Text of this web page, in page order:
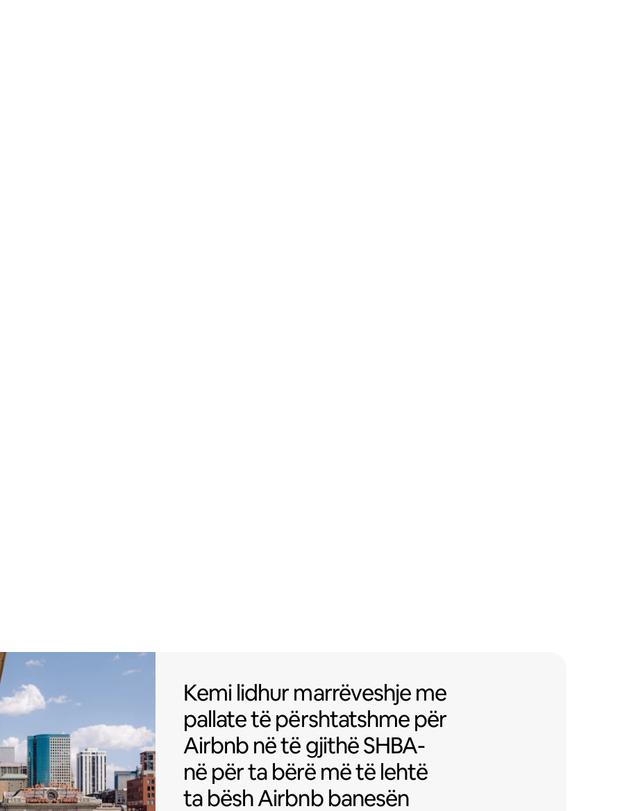
Kemi lidhur marrëveshje me pallate të
Kemi lidhur marrëveshjeme
pallate të përshtatshmepër
Airbnb në të gjithë SHBA-
në për ta bërë më të lehtë
ta bësh Airbnb banesën